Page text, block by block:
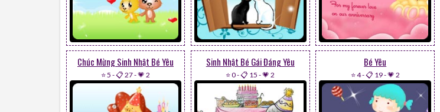
Chúc Mừng Sinh Nhật Bé Yêu
⭐ 5 -📋 27-💗 2
Sinh Nhật Bé Gái Đáng Yêu
⭐ 0-📋 15 -💗 2
Bé Yêu
⭐ 4-📋 19-💗 2